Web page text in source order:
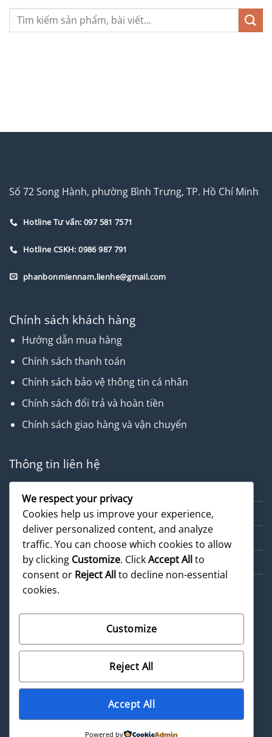
Số 72 Song Hành, phường Bình Trưng, TP. Hồ Chí Minh
Hotline Tư vấn: 097 581 7571
Hotline CSKH: 0986 987 791
phanbonmiennam.lienhe@gmail.com
Chính sách khách hàng
Hướng dẫn mua hàng
Chính sách thanh toán
Chính sách bảo vệ thông tin cá nhân
Chính sách đổi trả và hoàn tiền
Chính sách giao hàng và vận chuyển
Thông tin liên hệ
Dịch vụ
Cẩm nang
Sản phẩm
©
2026 UX Themes
Terms Privacy Cookies
We respect your privacy
Cookies help us improve your experience,
deliver personalized content, and analyze
traffic. You can choose which cookies to allow
by clicking Customize. ClickAccept Allto
consent or Reject Allto decline non-essential
cookies.
Customize
Reject All
Accept All
Powered by